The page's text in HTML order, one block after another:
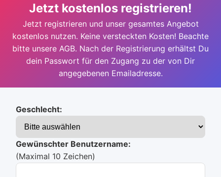
Jetzt kostenlos registrieren!
Jetzt registrieren und unser gesamtes Angebot
kostenlos nutzen. Keine versteckten Kosten! Beachte
bitte unsere AGB. Nach der Registrierung erhältst Du
dein Passwort für den Zugang zu der von Dir
angegebenen Emailadresse.
Geschlecht:
Gewünschter Benutzername:
(Maximal 10 Zeichen)